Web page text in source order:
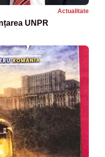
Actualitate
UNPR